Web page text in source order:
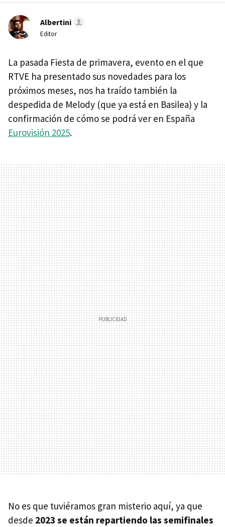
Albertini
Editor
La pasada Fiesta de primavera, evento en el que
RTVE ha presentado sus novedades para los
próximos meses, nos ha traído también la
despedida de Melody (que ya está en Basilea) y la
confirmación de cómo se podrá ver en España
Eurovisión 2025.
No es que tuviéramos gran misterio aquí, ya que
desde 2023 se están repartiendo las semifinales